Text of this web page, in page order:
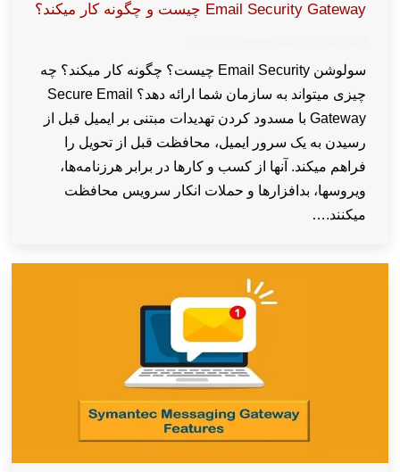
Email Security Gateway چیست و چگونه کار میکند؟
سولوشن Email Security چیست؟ چگونه کار میکند؟ چه
چیزی میتواند به سازمان شما ارائه دهد؟ Secure Email
Gateway با مسدود کردن تهدیدات مبتنی بر ایمیل قبل از
رسیدن به یک سرور ایمیل، محافظت قبل از تحویل را
فراهم میکند. آنها از کسب و کارها در برابر هرزنامه‌ها،
ویروسها، بدافزارها و حملات انکار سرویس محافظت
میکنند.…